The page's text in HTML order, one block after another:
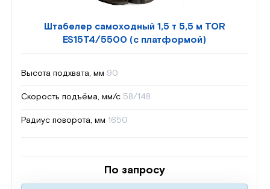
Штабелер самоходный 1,5 т 5,5 м TOR
ES15T4/5500 (с платформой)
Высота подхвата, мм 90
Скорость подъёма, мм/с 58/148
Радиус поворота, мм 1650
По запросу